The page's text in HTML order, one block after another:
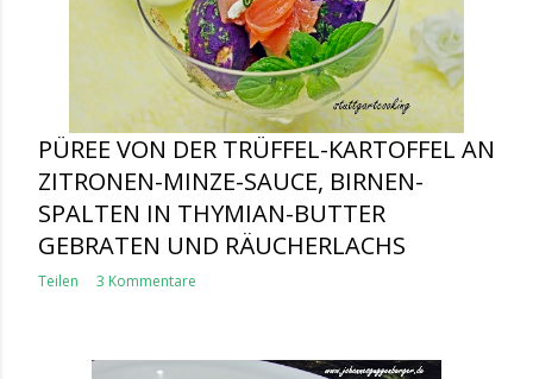
PÜREE VON DER TRÜFFEL-KARTOFFEL AN
ZITRONEN-MINZE-SAUCE, BIRNEN-
SPALTEN IN THYMIAN-BUTTER
GEBRATEN UND RÄUCHERLACHS
Teilen 3 Kommentare